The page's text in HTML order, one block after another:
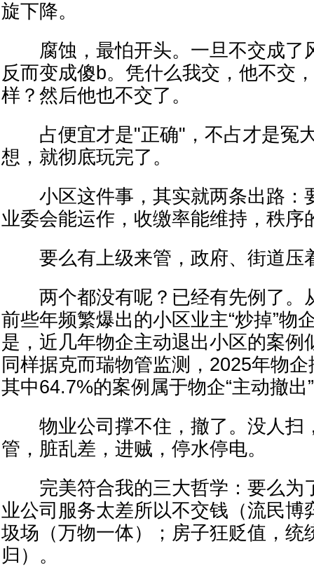
旋下降。
腐蚀，最怕开头。一旦不交成了
反而变成傻b。凭什么我交，他不交
样？然后他也不交了。
占便宜才是"正确"，不占才是冤
想，就彻底玩完了。
小区这件事，其实就两条出路：
业委会能运作，收缴率能维持，秩序
要么有上级来管，政府、街道压
两个都没有呢？已经有先例了。
前些年频繁爆出的小区业主“炒掉”物
是，近几年物企主动退出小区的案例
同样据克而瑞物管监测，2025年物
其中64.7%的案例属于物企“主动撤出
物业公司撑不住，撤了。没人扫
管，脏乱差，进贼，停水停电。
完美符合我的三大哲学：要么为
业公司服务太差所以不交钱（流民博
圾场（万物一体）；房子狂贬值，统
归）。